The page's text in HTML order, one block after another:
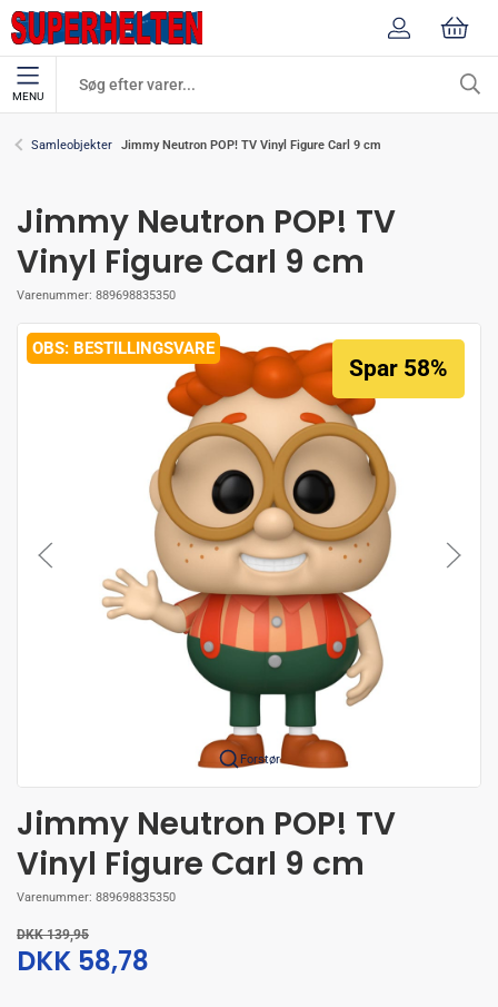
MENU
Samleobjekter Jimmy Neutron POP! TV Vinyl Figure Carl 9 cm
Jimmy Neutron POP! TV
Vinyl Figure Carl 9 cm
Varenummer: 889698835350
BESTILLINGSVARE
Forstør
Spar 58%
Jimmy Neutron POP! TV
Vinyl Figure Carl 9 cm
Varenummer: 889698835350
DKK 139,95
DKK 58,78